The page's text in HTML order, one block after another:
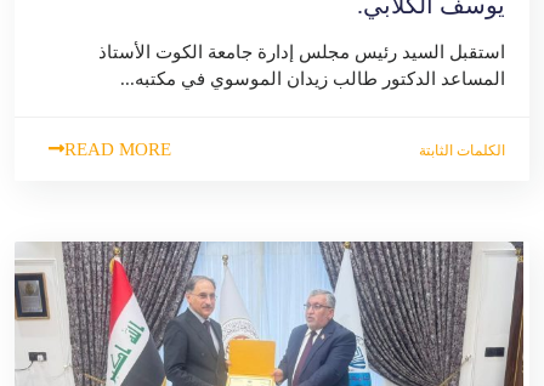
استقبل السيد رئيس مجلس إدارة جامعة الكوت الأستاذ
المساعد الدكتور طالب زيدان الموسوي في مكتبه...
الكلمات الثابتة READ MORE